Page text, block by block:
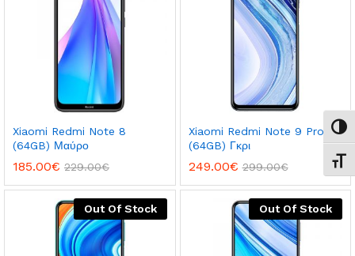
Xiaomi Redmi Note 8
(64GB) Μαύρο
185.00€ 229.00€
Xiaomi Redmi Note 9 Pro
(64GB) Γκρι
249.00€ 299.00€
Out Of Stock Out Of Stock